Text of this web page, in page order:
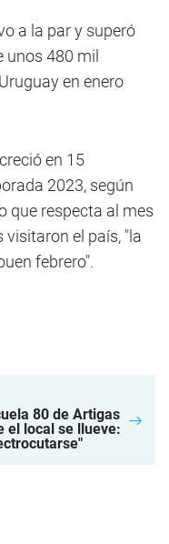
a la par y superó
unos 480 mil
en enero
en 15
2023, según
que respecta al mes
el país, "la
febrero".
80 de Artigas
el local se llueve: